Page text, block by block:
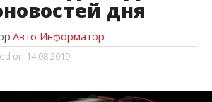
дня
Авто Информатор
on 14.08.2019